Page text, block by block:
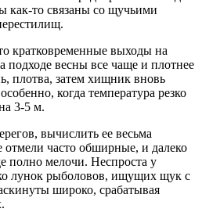
как-то связаны со щучьими
кратковременные выходы на
подходе весны все чаще и плотнее
плотва, затем хищник вновь
когда температура резко
3-5 м.
вычислить ее весьма
часто обширные, и далеко
полно мелочи. Неспроста у
лунок рыболовов, ищущих щук с
широко, срабатывая